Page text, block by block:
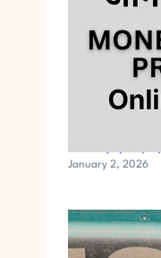
January 2, 2026